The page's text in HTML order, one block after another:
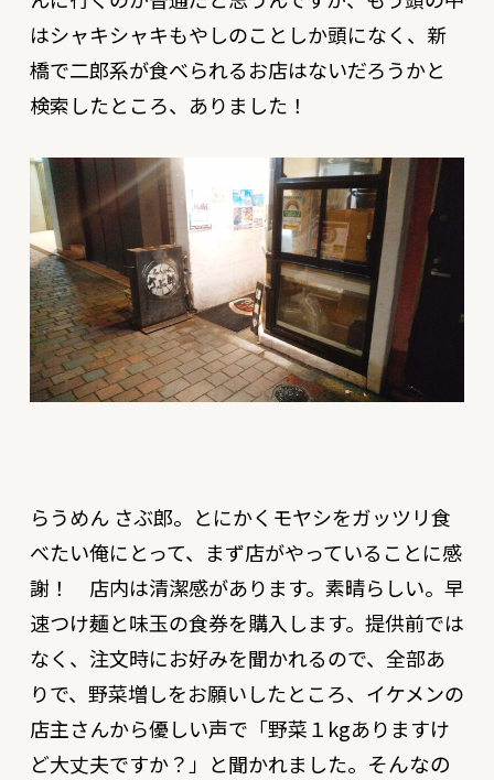
はシャキシャキもやしのことしか頭になく、新
橋で二郎系が食べられるお店はないだろうかと
検索したところ、ありました！
らうめん さぶ郎。とにかくモヤシをガッツリ食
べたい俺にとって、まず店がやっていることに感
謝！ 店内は清潔感があります。素晴らしい。早
速つけ麺と味玉の食券を購入します。提供前では
なく、注文時にお好みを聞かれるので、全部あ
りで、野菜増しをお願いしたところ、イケメンの
店主さんから優しい声で「野菜１kgありますけ
ど大丈夫ですか？ 」と聞かれました。 そんなの